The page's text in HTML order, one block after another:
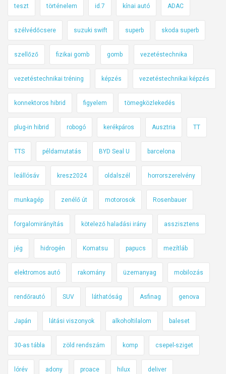
teszt történelem id.7 kínai autó ADAC
szélvédőcsere suzuki swift superb skoda superb
szellőző fizikai gomb gomb vezetéstechnika
vezetéstechnikai tréning képzés vezetéstechnikai képzés
konnektoros hibrid figyelem tömegközlekedés
plug-in hibrid robogó kerékpáros Ausztria TT
TTS példamutatás BYD Seal U barcelona
leállósáv kresz2024 oldalszél horrorszerelvény
munkagép zenélő út motorosok Rosenbauer
forgalomirányítás kötelező haladási irány asszisztens
jég hidrogén Komatsu papucs mezítláb
elektromos autó rakomány üzemanyag mobilozás
rendőrautó SUV láthatóság Asfinag genova
Japán látási viszonyok alkoholtilalom baleset
30-as tábla zöld rendszám komp csepel-sziget
lórév adony proace hilux deliver